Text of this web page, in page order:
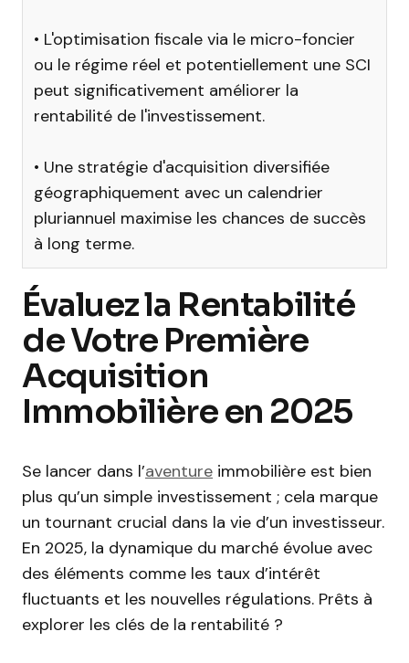
• L'optimisation fiscale via le micro-foncier
ou le régime réel et potentiellement une SCI
peut significativement améliorer la
rentabilité de l'investissement.
• Une stratégie d'acquisition diversifiée
géographiquement avec un calendrier
pluriannuel maximise les chances de succès
à long terme.
Évaluez la Rentabilité
de Votre Première
Acquisition
Immobilière en 2025
Se lancer dans l’aventure immobilière est bien
plus qu’un simple investissement ; cela marque
un tournant crucial dans la vie d’un investisseur.
En 2025, la dynamique du marché évolue avec
des éléments comme les taux d’intérêt
fluctuants et les nouvelles régulations. Prêts à
explorer les clés de la rentabilité ?